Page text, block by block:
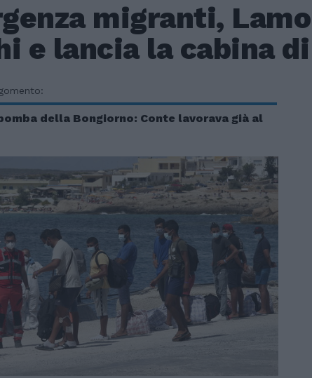
migranti,
e lancia la cabina
della Bongiorno: Conte lavorava già al